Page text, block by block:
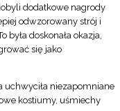
dodatkowe nagrody
odwzorowany strój i
była doskonała okazja,
się jako
uchwyciła niezapomniane
kostiumy, uśmiechy